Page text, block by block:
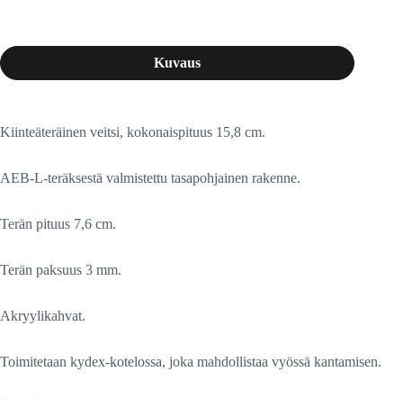
Kuvaus
Kiinteäteräinen veitsi, kokonaispituus 15,8 cm.
AEB-L-teräksestä valmistettu tasapohjainen rakenne.
Terän pituus 7,6 cm.
Terän paksuus 3 mm.
Akryylikahvat.
Toimitetaan kydex-kotelossa, joka mahdollistaa vyössä kantamisen.